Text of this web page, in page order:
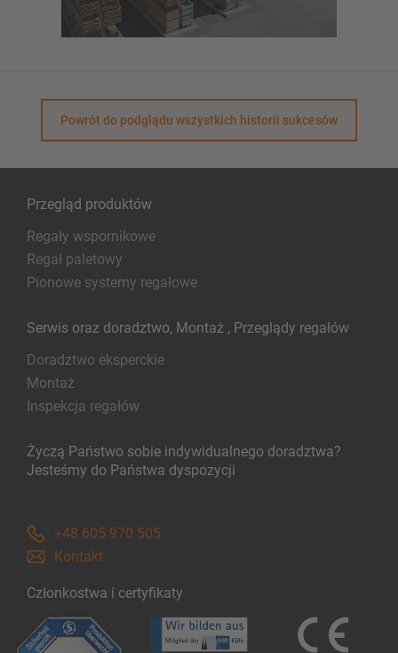
Powrót do podglądu wszystkich historii sukcesów
Przegląd produktów
Regały wspornikowe
Regał paletowy
Pionowe systemy regałowe
Serwis oraz doradztwo, Montaż , Przeglądy regałów
Doradztwo eksperckie
Montaż
Inspekcja regałów
Życzą Państwo sobie indywidualnego doradztwa?
Jesteśmy do Państwa dyspozycji
+48 605 970 505
Kontakt
Członkostwa i certyfikaty